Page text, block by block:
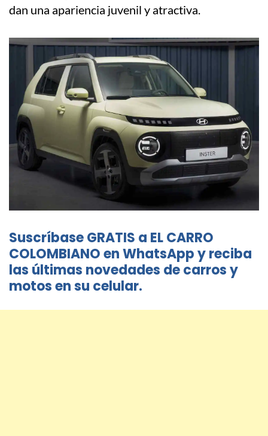
dan una apariencia juvenil y atractiva.
Suscríbase GRATIS a EL CARRO
COLOMBIANO en WhatsApp y reciba
las últimas novedades de carros y
motos en su celular.